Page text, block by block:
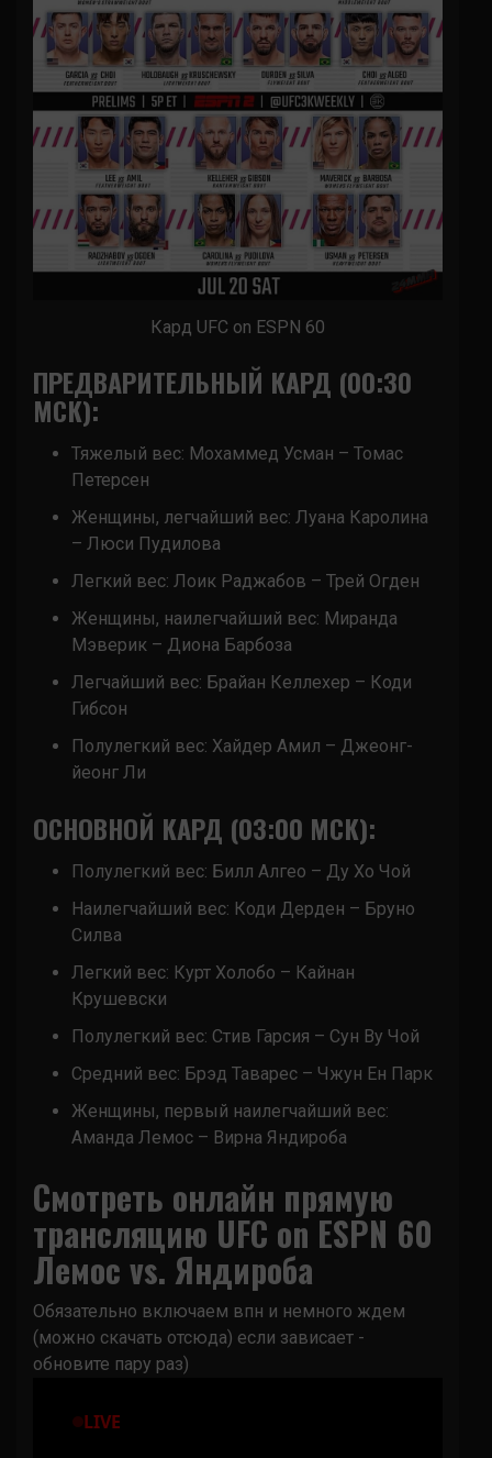
Кард UFC on ESPN 60
ПРЕДВАРИТЕЛЬНЫЙ КАРД (00:30
МСК):
Тяжелый вес: Мохаммед Усман – Томас
Петерсен
Женщины, легчайший вес: Луана Каролина
– Люси Пудилова
Легкий вес: Лоик Раджабов – Трей Огден
Женщины, наилегчайший вес: Миранда
Мэверик – Диона Барбоза
Легчайший вес: Брайан Келлехер – Коди
Гибсон
Полулегкий вес: Хайдер Амил – Джеонг-
йеонг Ли
ОСНОВНОЙ КАРД (03:00 МСК):
Полулегкий вес: Билл Алгео – Ду Хо Чой
Наилегчайший вес: Коди Дерден – Бруно
Силва
Легкий вес: Курт Холобо – Кайнан
Крушевски
Полулегкий вес: Стив Гарсия – Сун Ву Чой
Средний вес: Брэд Таварес – Чжун Ен Парк
Женщины, первый наилегчайший вес:
Аманда Лемос – Вирна Яндироба
Смотреть онлайн прямую
трансляцию UFC on ESPN 60
Лемос vs. Яндироба
Обязательно включаем впн и немного ждем
(можно скачать отсюда) если зависает -
обновите пару раз)